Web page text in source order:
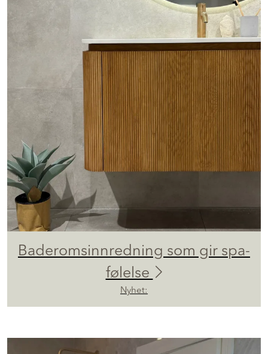
Baderomsinnredning som gir spa-
følelse
Nyhet: